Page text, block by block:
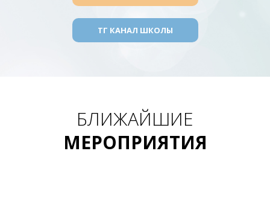
ТГ КАНАЛ ШКОЛЫ
БЛИЖАЙШИЕ
МЕРОПРИЯТИЯ